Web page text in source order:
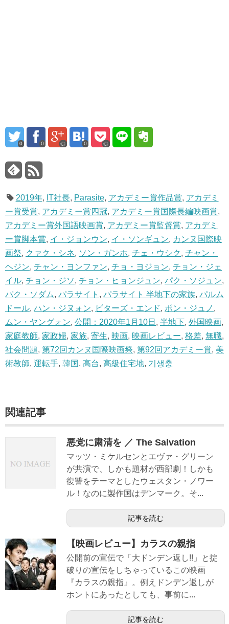
0 0 0
2019年, IT社長, Parasite, アカデミー賞作品賞, アカデミ
ー賞受賞, アカデミー賞四冠, アカデミー賞国際長編映画賞,
アカデミー賞外国語映画賞, アカデミー賞監督賞, アカデミ
ー賞脚本賞, イ・ジョンウン, イ・ソンギュン, カンヌ国際映
画祭, クァク・シネ, ソン・ガンホ, チェ・ウシク , チャン・
ヘジン, チャン・ヨンファン, チョ・ヨジョン, チョン・ジェ
イル, チョン・ジソ, チョン・ヒョンジュン, パク・ソジュン,
パク・ソダム, パラサイト , パラサイト 半地下の家族, パルム
ドール, ハン・ジヌォン, ビターズ・エンド, ポン・ジュノ ,
ムン・ヤングォン, 公開：2020年1月10日 , 半地下, 外国映画,
家庭教師, 家政婦, 家族, 寄生, 映画, 映画レビュー, 格差, 無職,
社会問題, 第72回カンヌ国際映画祭, 第92回アカデミー賞, 美
術教師, 運転手, 韓国 , 高台, 高級住宅地, 기생충
関連記事
悪党に粛清を ／ The Salvation
マッツ・ミケルセンとエヴァ・グリーン
が共演で、しかも題材が西部劇！しかも
復讐をテーマとしたウェスタン・ノワー
ル！なのに製作国はデンマーク。そ...
記事を読む
【映画レビュー】カラスの親指
公開前の宣伝で「大ドンデン返し!!」と掟
破りの宣伝をしちゃっているこの映画
『カラスの親指』。例えドンデン返しが
ホントにあったとしても、事前に...
記事を読む